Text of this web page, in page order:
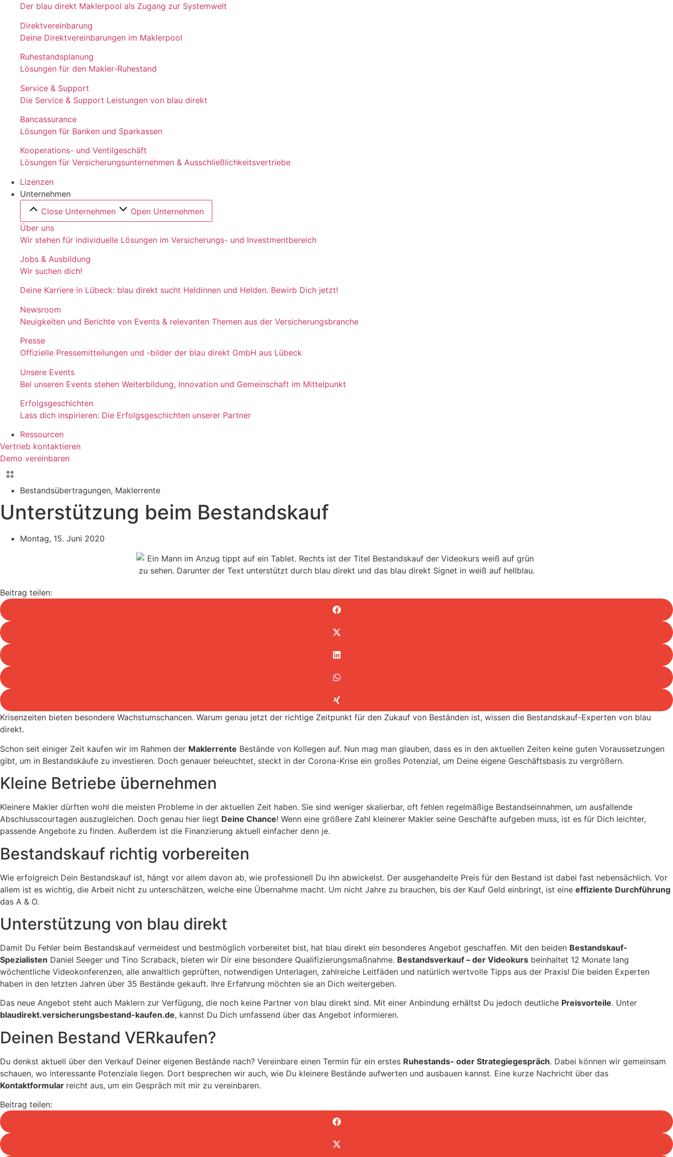
Der blau direkt Maklerpool als Zugang zur Systemwelt
Direktvereinbarung
Deine Direktvereinbarungen im Maklerpool
Ruhestandsplanung
Lösungen für den Makler-Ruhestand
Service & Support
Die Service & Support Leistungen von blau direkt
Bancassurance
Lösungen für Banken und Sparkassen
Kooperations- und Ventilgeschäft
Lösungen für Versicherungsunternehmen & Ausschließlichkeitsvertriebe
Lizenzen
Unternehmen
Close Unternehmen
Open Unternehmen
Über uns
Wir stehen für individuelle Lösungen im Versicherungs- und Investmentbereich
Jobs & Ausbildung
Wir suchen dich!
Deine Karriere in Lübeck: blau direkt sucht Heldinnen und Helden. Bewirb Dich jetzt!
Newsroom
Neuigkeiten und Berichte von Events & relevanten Themen aus der Versicherungsbranche
Presse
Offizielle Pressemitteilungen und -bilder der blau direkt GmbH aus Lübeck
Unsere Events
Bei unseren Events stehen Weiterbildung, Innovation und Gemeinschaft im Mittelpunkt
Erfolgsgeschichten
Lass dich inspirieren: Die Erfolgsgeschichten unserer Partner
Ressourcen
Vertrieb kontaktieren
Demo vereinbaren
Bestandsübertragungen, Maklerrente
Unterstützung beim Bestandskauf
Montag, 15. Juni 2020
Beitrag teilen:
Krisenzeiten bieten besondere Wachstumschancen. Warum genau jetzt der richtige Zeitpunkt für den Zukauf von Beständen ist, wissen die Bestandskauf-Experten von blau
direkt.
Schon seit einiger Zeit kaufen wir im Rahmen der Maklerrente Bestände von Kollegen auf. Nun mag man glauben, dass es in den aktuellen Zeiten keine guten Voraussetzungen
gibt, um in Bestandskäufe zu investieren. Doch genauer beleuchtet, steckt in der Corona-Krise ein großes Potenzial, um Deine eigene Geschäftsbasis zu vergrößern.
Kleine Betriebe übernehmen
Kleinere Makler dürften wohl die meisten Probleme in der aktuellen Zeit haben. Sie sind weniger skalierbar, oft fehlen regelmäßige Bestandseinnahmen, um ausfallende
Abschlusscourtagen auszugleichen. Doch genau hier liegt Deine Chance! Wenn eine größere Zahl kleinerer Makler seine Geschäfte aufgeben muss, ist es für Dich leichter,
passende Angebote zu finden. Außerdem ist die Finanzierung aktuell einfacher denn je.
Bestandskauf richtig vorbereiten
Wie erfolgreich Dein Bestandskauf ist, hängt vor allem davon ab, wie professionell Du ihn abwickelst. Der ausgehandelte Preis für den Bestand ist dabei fast nebensächlich. Vor
allem ist es wichtig, die Arbeit nicht zu unterschätzen, welche eine Übernahme macht. Um nicht Jahre zu brauchen, bis der Kauf Geld einbringt, ist eine effiziente Durchführung
das A & O.
Unterstützung von blau direkt
Damit Du Fehler beim Bestandskauf vermeidest und bestmöglich vorbereitet bist, hat blau direkt ein besonderes Angebot geschaffen. Mit den beiden Bestandskauf-
Spezialisten Daniel Seeger und Tino Scraback, bieten wir Dir eine besondere Qualifizierungsmaßnahme. Bestandsverkauf – der Videokurs beinhaltet 12 Monate lang
wöchentliche Videokonferenzen, alle anwaltlich geprüften, notwendigen Unterlagen, zahlreiche Leitfäden und natürlich wertvolle Tipps aus der Praxis! Die beiden Experten
haben in den letzten Jahren über 35 Bestände gekauft. Ihre Erfahrung möchten sie an Dich weitergeben.
Das neue Angebot steht auch Maklern zur Verfügung, die noch keine Partner von blau direkt sind. Mit einer Anbindung erhältst Du jedoch deutliche Preisvorteile. Unter
blaudirekt.versicherungsbestand-kaufen.de, kannst Du Dich umfassend über das Angebot informieren.
Deinen Bestand VERkaufen?
Du denkst aktuell über den Verkauf Deiner eigenen Bestände nach? Vereinbare einen Termin für ein erstes Ruhestands- oder Strategiegespräch. Dabei können wir gemeinsam
schauen, wo interessante Potenziale liegen. Dort besprechen wir auch, wie Du kleinere Bestände aufwerten und ausbauen kannst. Eine kurze Nachricht über das
Kontaktformular reicht aus, um ein Gespräch mit mir zu vereinbaren.
Beitrag teilen: